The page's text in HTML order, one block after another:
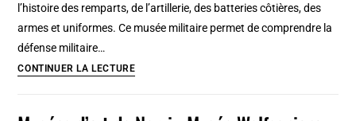
l’histoire des remparts, de l’artillerie, des batteries côtières, des
armes et uniformes. Ce musée militaire permet de comprendre la
défense militaire…
CONTINUER LA LECTUREFortifications